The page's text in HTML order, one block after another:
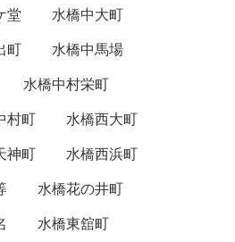
堂
水橋中大町
町
水橋中馬場
水橋中村栄町
村町
水橋西大町
神町
水橋西浜町
水橋花の井町
水橋東舘町